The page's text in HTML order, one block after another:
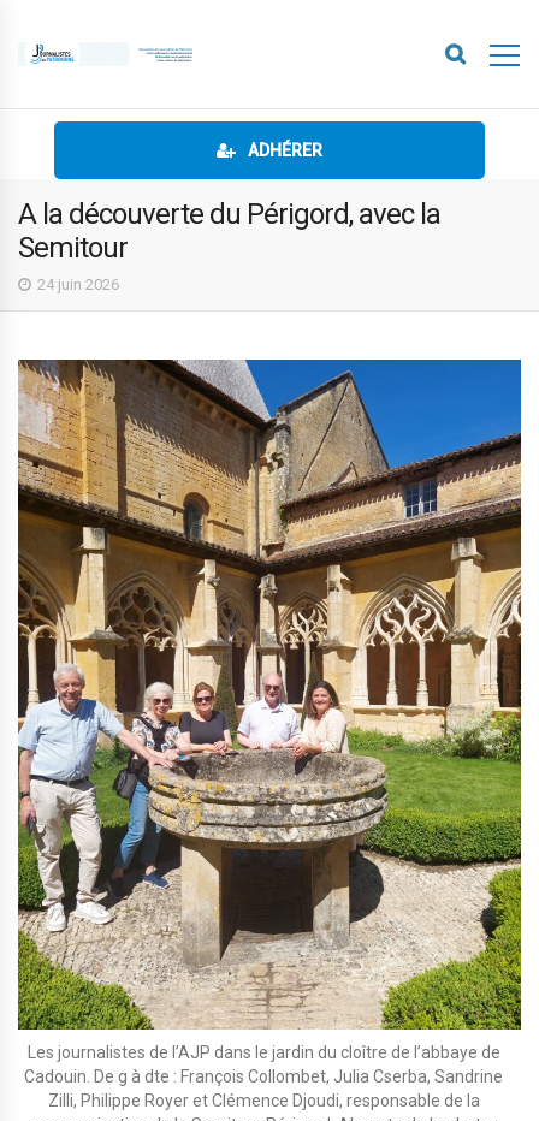
ADHÉRER
A la découverte du Périgord, avec la
Semitour
24 juin 2026
Les journalistes de l’AJP dans le jardin du cloître de l’abbaye de
Cadouin. De g à dte : François Collombet, Julia Cserba, Sandrine
Zilli, Philippe Royer et Clémence Djoudi, responsable de la